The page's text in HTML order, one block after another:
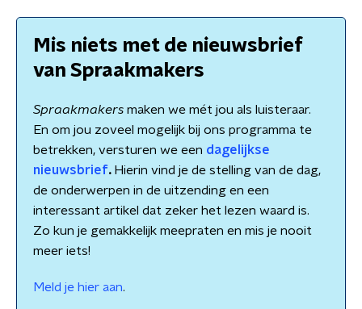
Mis niets met de nieuwsbrief
van Spraakmakers
Spraakmakers maken we mét jou als luisteraar.
En om jou zoveel mogelijk bij ons programma te
betrekken, versturen we een dagelijkse
nieuwsbrief.Hierin vind je de stelling van de dag,
de onderwerpen in de uitzending en een
interessant artikel dat zeker het lezen waard is.
Zo kun je gemakkelijk meepraten en mis je nooit
meer iets!
Meld je hier aan.